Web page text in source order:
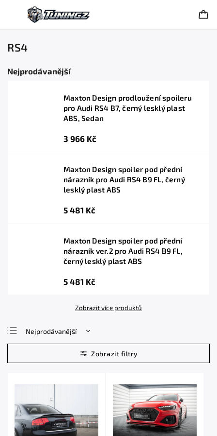
RS4
Nejprodávanější
Maxton Design prodloužení spoileru
pro Audi RS4 B7, černý lesklý plast
ABS, Sedan
3 966 Kč
Maxton Design spoiler pod přední
nárazník pro Audi RS4 B9 FL, černý
lesklý plast ABS
5 481 Kč
Maxton Design spoiler pod přední
nárazník ver.2 pro Audi RS4 B9 FL,
černý lesklý plast ABS
5 481 Kč
Zobrazit více produktů
Nejprodávanější
Nejlevnější
Nejdražší